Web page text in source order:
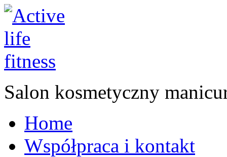
Salon kosmetyczny
Home
Współpraca i kontakt